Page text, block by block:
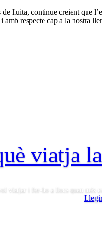
lluita, continue creient que
respecte cap a la nostra
viatja
viatjar i fer-ho a llocs quan més